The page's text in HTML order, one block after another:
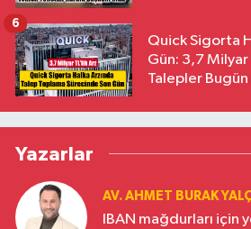
Quick Sigorta
Gün: 3,7 Milyar
Talepler Bugün
6
Yazarlar
AV. AHMET BURAK
IBAN mağdurları için